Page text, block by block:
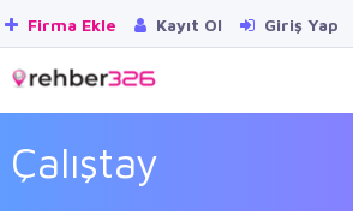
Firma Ekle Kayıt Ol Giriş Yap
Çalıştay